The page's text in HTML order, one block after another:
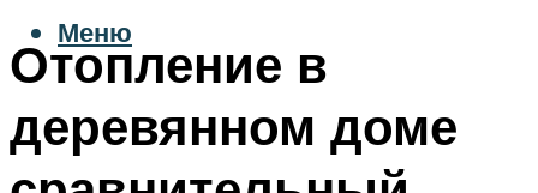
Меню
Отопление в
деревянном доме